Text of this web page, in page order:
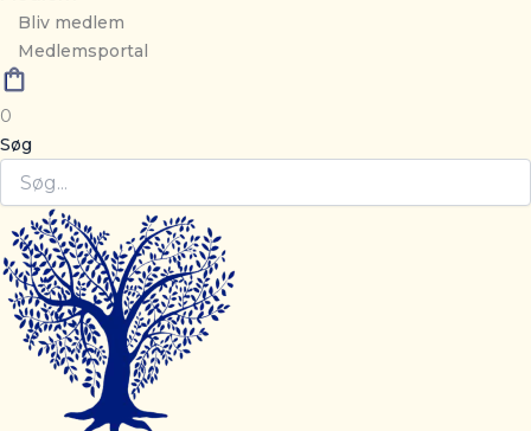
Bliv medlem
Medlemsportal
0
Søg